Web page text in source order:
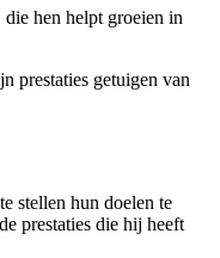
hen helpt groeien in
prestaties getuigen van
stellen hun doelen te
prestaties die hij heeft